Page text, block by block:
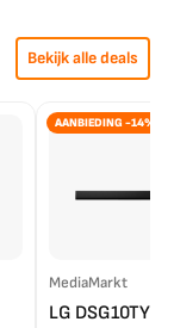
Bekijk alle deals
AANBIEDING -14%
MediaMarkt
LG DSG10TY